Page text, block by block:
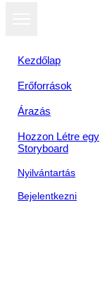
Kezdőlap
Erőforrások
Árazás
Hozzon Létre egy
Storyboard
Nyilvántartás
Bejelentkezni